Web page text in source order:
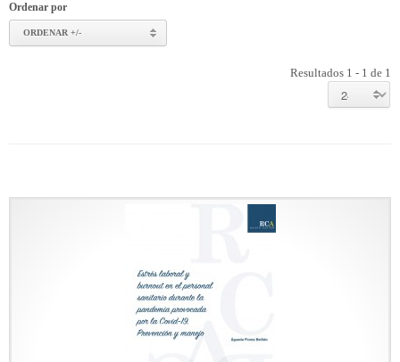
Ordenar por
ORDENAR +/-
Resultados 1 - 1 de 1